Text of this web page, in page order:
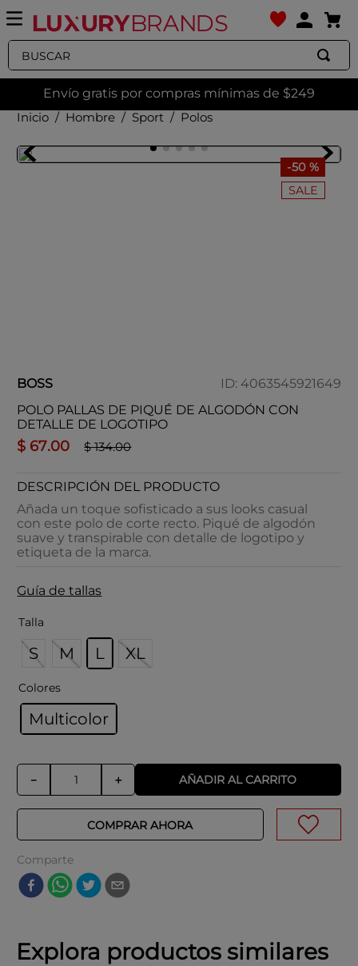
Buscar
Envío gratis por compras mínimas de $249
Hombre
Sport Polos
-50 %
SALE
BOSS ID: 4063545921649
POLO PALLAS DE PIQUÉ DE ALGODÓN CON
DETALLE DE LOGOTIPO
$ 67.00 $ 134.00
DESCRIPCIÓN DEL PRODUCTO
Añada un toque sofisticado a sus looks casual
con este polo de corte recto. Piqué de algodón
suave y transpirable con detalle de logotipo y
etiqueta de la marca.
Guía de tallas
Talla
S M L XL
Colores
Multicolor
＋
－ AÑADIR AL CARRITO
COMPRAR AHORA
Comparte
Explora productos similares